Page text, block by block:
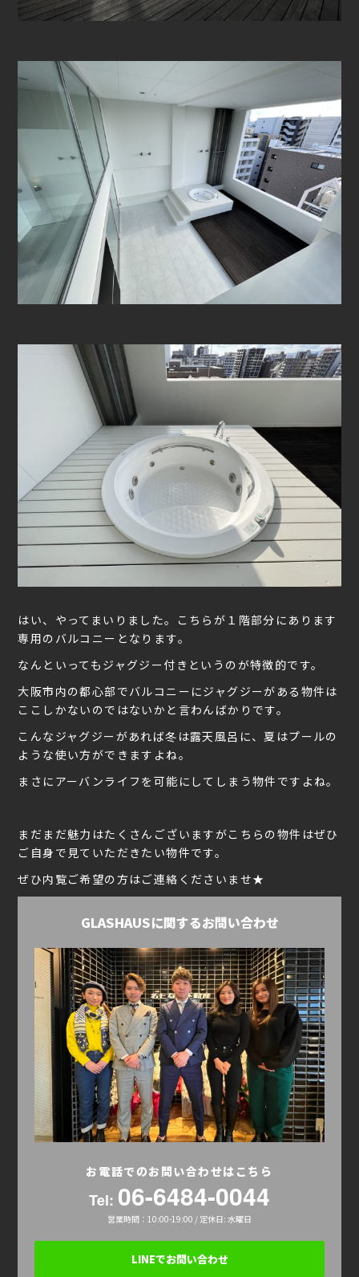
はい、やってまいりました。こちらが１階部分にあります
専用のバルコニーとなります。
なんといってもジャグジー付きというのが特徴的です。
大阪市内の都心部でバルコニーにジャグジーがある物件は
ここしかないのではないかと言わんばかりです。
こんなジャグジーがあれば冬は露天風呂に、夏はプールの
ような使い方ができますよね。
まさにアーバンライフを可能にしてしまう物件ですよね。
まだまだ魅力はたくさんございますがこちらの物件はぜひ
ご自身で見ていただきたい物件です。
ぜひ内覧ご希望の方はご連絡くださいませ★
GLASHAUSに関するお問い合わせ
お電話でのお問い合わせはこちら
Tel: 06-6484-0044
営業時間：10:00-19:00 / 定休日: 水曜日
LINEでお問い合わせ